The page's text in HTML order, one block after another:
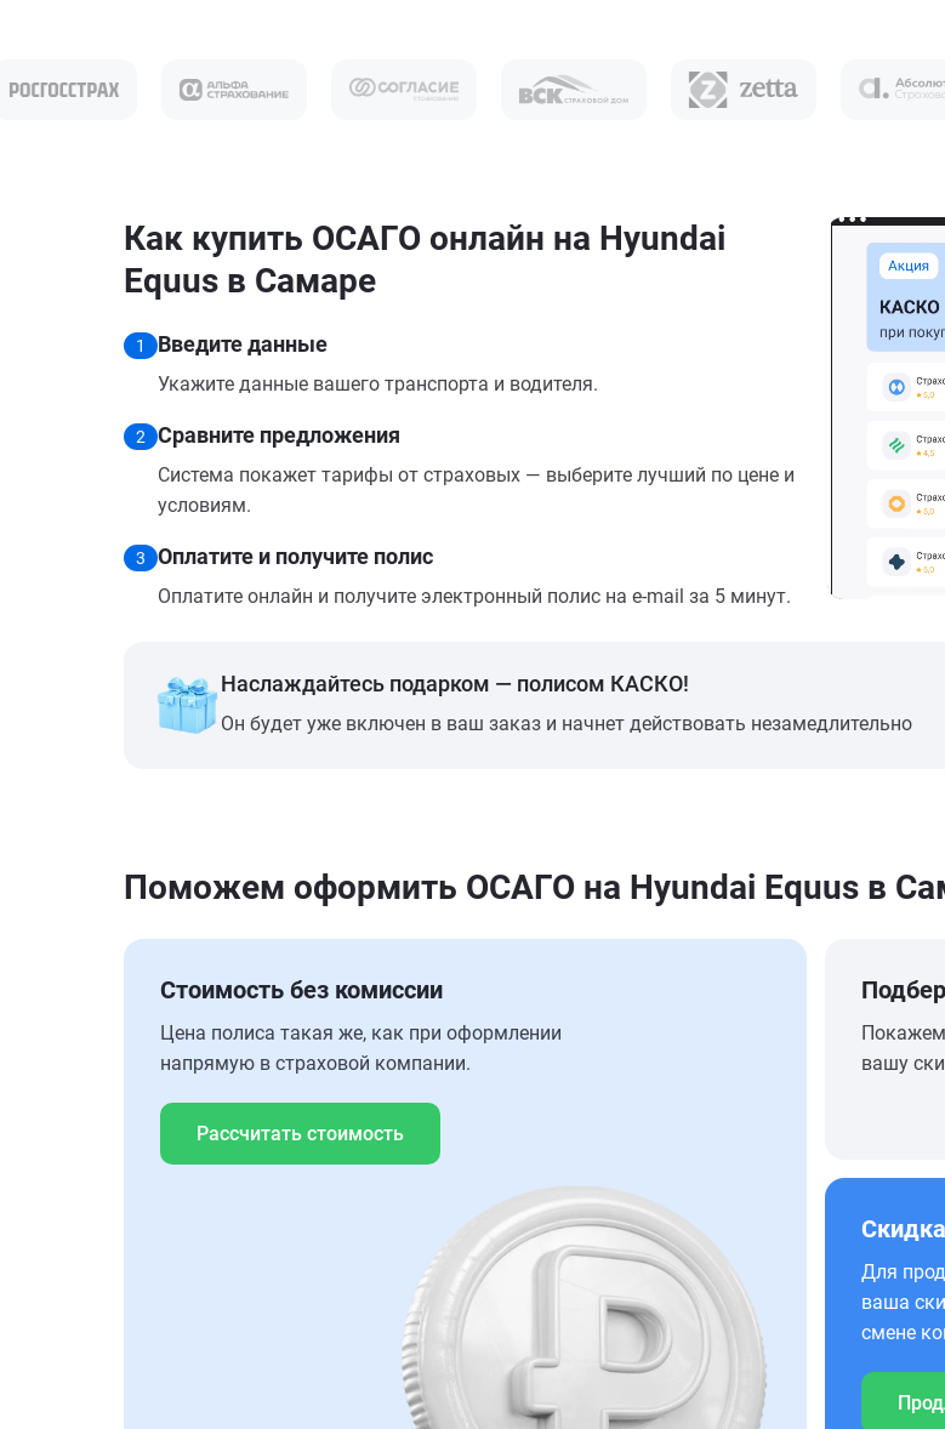
Как купить ОСАГО онлайн на Hyundai
Equus в Самаре
1 Введите данные
Укажите данные вашего транспорта и водителя.
2 Сравните предложения
Система покажет тарифы от страховых — выберите лучший по цене и
условиям.
3 Оплатите и получите полис
Оплатите онлайн и получите электронный полис на e-mail за 5 минут.
Наслаждайтесь подарком — полисом КАСКО!
Он будет уже включен в ваш заказ и начнет действовать незамедлительно
Поможем оформить ОСАГО на Hyundai Equus в
Стоимость без комиссии
Цена полиса такая же, как при оформлении
напрямую в страховой компании.
Рассчитать стоимость
вашу
Для
ваша
смене